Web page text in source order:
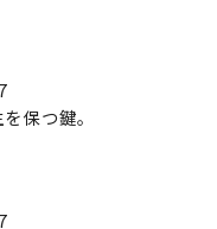
保つ鍵。